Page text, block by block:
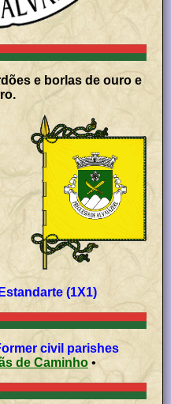
e borlas de ouro e
Bandeira (2x3) Estandarte (1X1)
civil parishes
Maçãs de Caminho •